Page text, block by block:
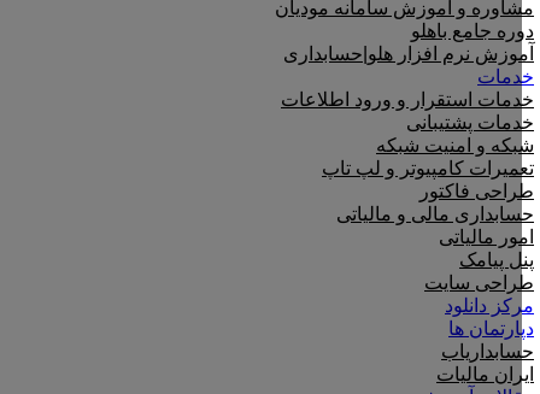
مشاوره و آموزش سامانه مودیان
دوره جامع باهلو
آموزش نرم افزار هلو|حسابداری
خدمات
خدمات استقرار و ورود اطلاعات
خدمات پشتیبانی
شبکه و امنیت شبکه
تعمیرات کامپیوتر و لپ تاپ
طراحی فاکتور
حسابداری مالی و مالیاتی
امور مالیاتی
پنل پیامک
طراحی سایت
مرکز دانلود
دپارتمان ها
حسابداریاب
ایران مالیات